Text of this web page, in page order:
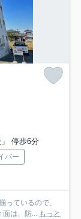
停歩6分
バー
っているので、
面は、防... もっと